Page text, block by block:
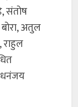
संतोष
अतुल
राहुल
धनंजय